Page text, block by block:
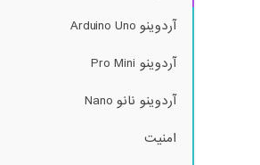
آردوینو Arduino Uno
آردوینو Pro Mini
آردوینو نانو Nano
امنیت